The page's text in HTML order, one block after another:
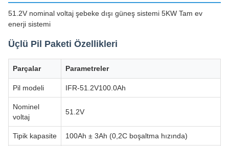
51.2V nominal voltaj şebeke dışı güneş sistemi 5KW Tam ev
enerji sistemi
Üçlü Pil Paketi Özellikleri
Parçalar Parametreler
Pil modeli IFR-51.2V100.0Ah
Nominel
voltaj
51.2V
Tipik kapasite 100Ah ± 3Ah (0,2C boşaltma hızında)